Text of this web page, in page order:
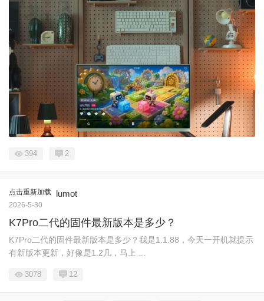
394 2
点击重新加载 lumot
2026-5-30
K7Pro二代的固件最新版本是多少？
K7Pro二代的固件最新版本是多少？我是1.1.88，今天一开机就提示
有新版本更新，好像是1.2几，马上 ...
3078 12